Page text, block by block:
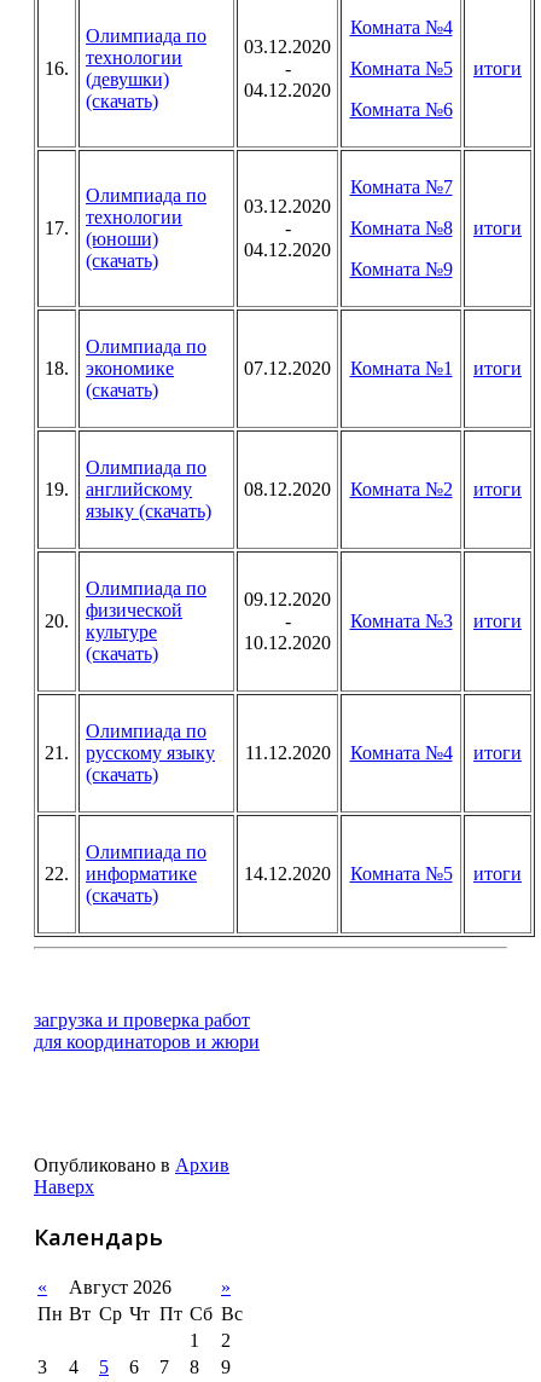
16.
Олимпиада по
технологии
(девушки)
(скачать)
03.12.2020
-
04.12.2020
Комната №4
Комната №5
Комната №6
итоги
17.
Олимпиада по
технологии
(юноши)
(скачать)
03.12.2020
-
04.12.2020
Комната №7
Комната №8
Комната №9
итоги
18.
Олимпиада по
экономике
(скачать)
07.12.2020 Комната №1 итоги
19.
Олимпиада по
английскому
языку (скачать)
08.12.2020 Комната №2 итоги
20.
Олимпиада по
физической
культуре
(скачать)
09.12.2020
-
10.12.2020
Комната №3 итоги
21.
Олимпиада по
русскому языку
(скачать)
11.12.2020 Комната №4 итоги
22.
Олимпиада по
информатике
(скачать)
14.12.2020 Комната №5 итоги
загрузка и проверка работ
для координаторов и жюри
Опубликовано в Архив
Наверх
Календарь
« Август 2026
»
Пн Вт Ср Чт Пт Сб Вс
1
2
3
4 5 6 7 8
9